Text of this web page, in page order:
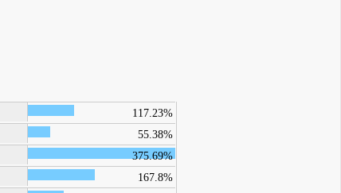
117.23%
55.38%
375.69%
167.8%